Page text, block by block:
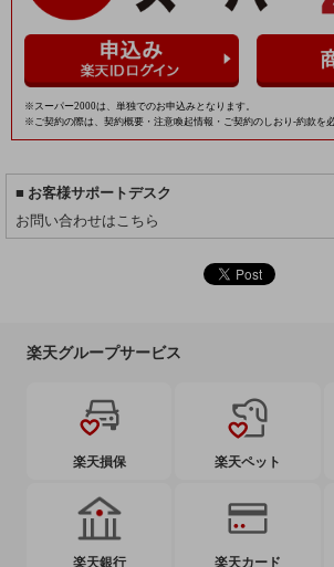
※スーパー2000は、単独でのお申込みとなります。
※ご契約の際は、契約概要・注意喚起情報・ご契約のしおり-約款を
お客様サポートデスク
お問い合わせはこちら
楽天グループサービス
楽天損保 楽天ペット
楽天銀行 楽天カード